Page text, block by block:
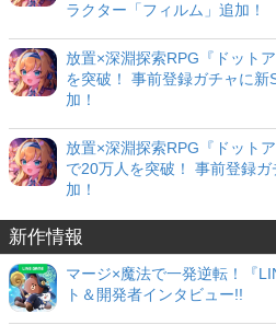
ラクター「フィルム」追加！
放置×深淵探索RPG『ドット
を突破！ 事前登録ガチャに新
加！
放置×深淵探索RPG『ドット
で20万人を突破！ 事前登録
加！
新作情報
マージ×魔法で一発逆転！『
ト＆開発者インタビュー!!